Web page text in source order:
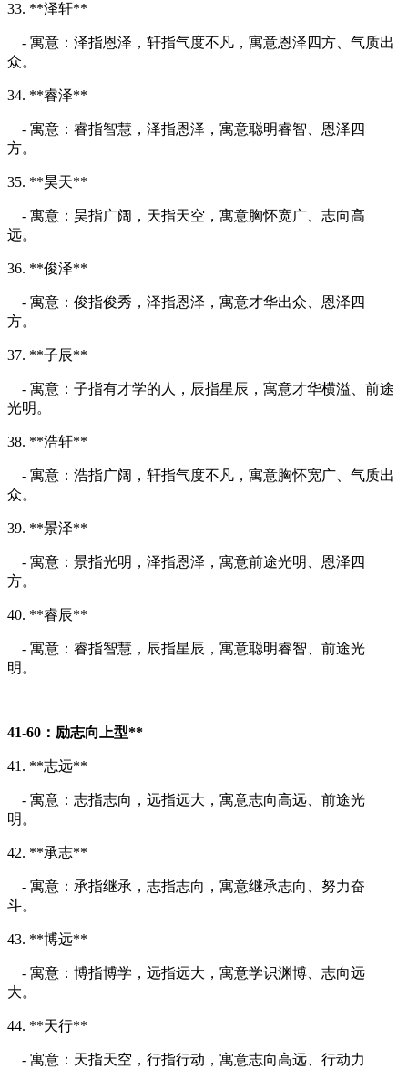
33. **泽轩**
- 寓意：泽指恩泽，轩指气度不凡，寓意恩泽四方、气质出
众。
34. **睿泽**
- 寓意：睿指智慧，泽指恩泽，寓意聪明睿智、恩泽四
方。
35. **昊天**
- 寓意：昊指广阔，天指天空，寓意胸怀宽广、志向高
远。
36. **俊泽**
- 寓意：俊指俊秀，泽指恩泽，寓意才华出众、恩泽四
方。
37. **子辰**
- 寓意：子指有才学的人，辰指星辰，寓意才华横溢、前途
光明。
38. **浩轩**
- 寓意：浩指广阔，轩指气度不凡，寓意胸怀宽广、气质出
众。
39. **景泽**
- 寓意：景指光明，泽指恩泽，寓意前途光明、恩泽四
方。
40. **睿辰**
- 寓意：睿指智慧，辰指星辰，寓意聪明睿智、前途光
明。
41-60：励志向上型**
41. **志远**
- 寓意：志指志向，远指远大，寓意志向高远、前途光
明。
42. **承志**
- 寓意：承指继承，志指志向，寓意继承志向、努力奋
斗。
43. **博远**
- 寓意：博指博学，远指远大，寓意学识渊博、志向远
大。
44. **天行**
- 寓意：天指天空，行指行动，寓意志向高远、行动力